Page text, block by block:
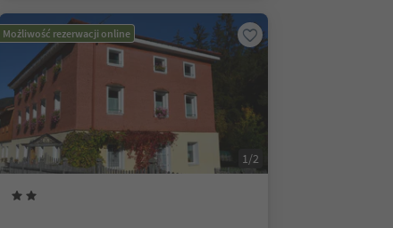
Możliwość rezerwacji online
1/2